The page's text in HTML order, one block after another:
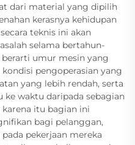
dari material yang dipilih
kerasnya kehidupan
teknis ini akan
selama bertahun-
umur mesin yang
pengoperasian yang
yang lebih rendah, serta
waktu daripada sebagian
karena itu bagian ini
bagi pelanggan,
pekerjaan mereka